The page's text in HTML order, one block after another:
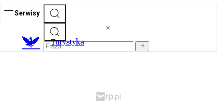
Serwisy
Turystyka